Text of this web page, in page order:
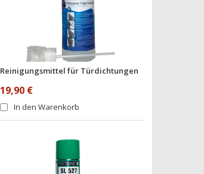
Reinigungsmittel für Türdichtungen
19,90 €
In den Warenkorb